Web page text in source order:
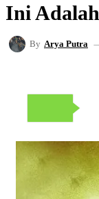
Ini Adalah
By Arya Putra